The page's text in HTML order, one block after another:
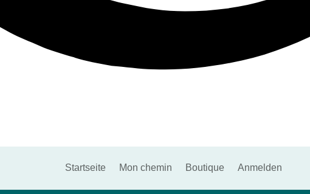
Startseite Mon chemin Boutique Anmelden